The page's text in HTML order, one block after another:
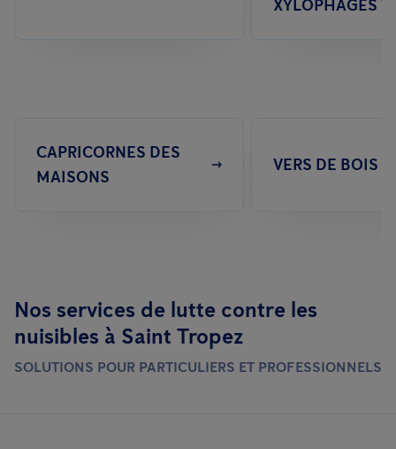
XYLOPHAGES ?
CAPRICORNES DES
MAISONS
VERS DE BOIS
Nos services de lutte contre les
nuisibles à Saint Tropez
SOLUTIONS POUR PARTICULIERS ET PROFESSIONNELS